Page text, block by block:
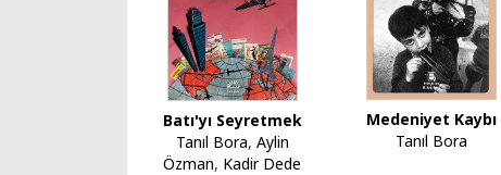
Batı'yı Seyretmek
Tanıl Bora, Aylin
Özman, Kadir Dede
Medeniyet Kaybı
Tanıl Bora